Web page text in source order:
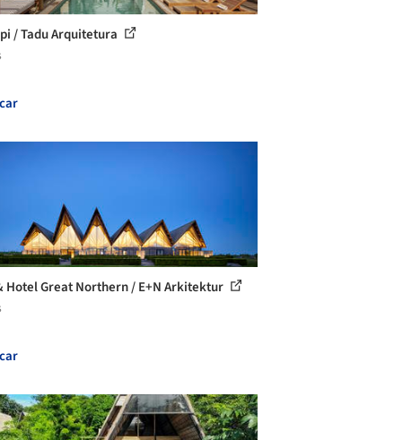
/ Tadu Arquitetura
Hotel Great Northern / E+N Arkitektur